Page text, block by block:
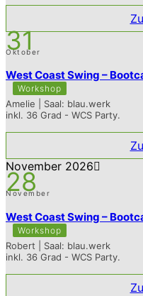
31
Oktober
West Coast Swing –
Workshop
Amelie | Saal: blau.werk
inkl. 36 Grad - WCS Party.
November 2026
28
November
West Coast Swing –
Workshop
Robert | Saal: blau.werk
inkl. 36 Grad - WCS Party.